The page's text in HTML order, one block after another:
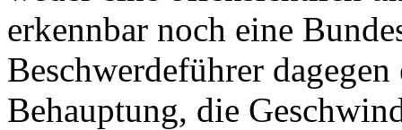
erkennbar noch eine
Beschwerdeführer
Behauptung, die